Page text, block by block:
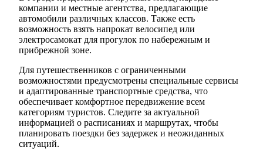
компании и местные агентства, предлагающие
автомобили различных классов. Также есть
возможность взять напрокат велосипед или
электросамокат для прогулок по набережным и
прибрежной зоне.
Для путешественников с ограниченными
возможностями предусмотрены специальные сервисы
и адаптированные транспортные средства, что
обеспечивает комфортное передвижение всем
категориям туристов. Следите за актуальной
информацией о расписаниях и маршрутах, чтобы
планировать поездки без задержек и неожиданных
ситуаций.